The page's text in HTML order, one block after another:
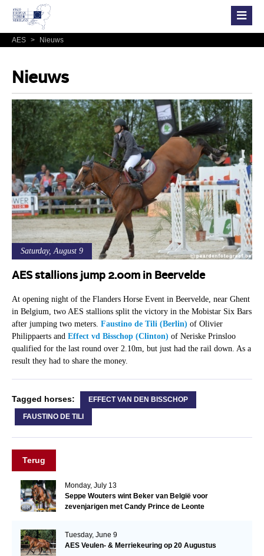
AES > Nieuws
Nieuws
Saturday, August 9
AES stallions jump 2.00m in Beervelde
At opening night of the Flanders Horse Event in Beervelde, near Ghent
in Belgium, two AES stallions split the victory in the Mobistar Six Bars
after jumping two meters. Faustino de Tili (Berlin) of Olivier
Philippaerts and Effect vd Bisschop (Clinton) of Neriske Prinsloo
qualified for the last round over 2.10m, but just had the rail down. As a
result they had to share the money.
Tagged horses: EFFECT VAN DEN BISSCHOP
FAUSTINO DE TILI
Terug
Monday, July 13
Seppe Wouters wint Beker van België voor
zevenjarigen met Candy Prince de Leonte
Tuesday, June 9
AES Veulen- & Merriekeuring op 20 Augustus